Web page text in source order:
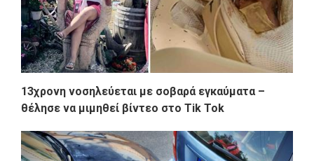
13χρονη νοσηλεύεται με σοβαρά εγκαύματα –
θέλησε να μιμηθεί βίντεο στο Tik Tok